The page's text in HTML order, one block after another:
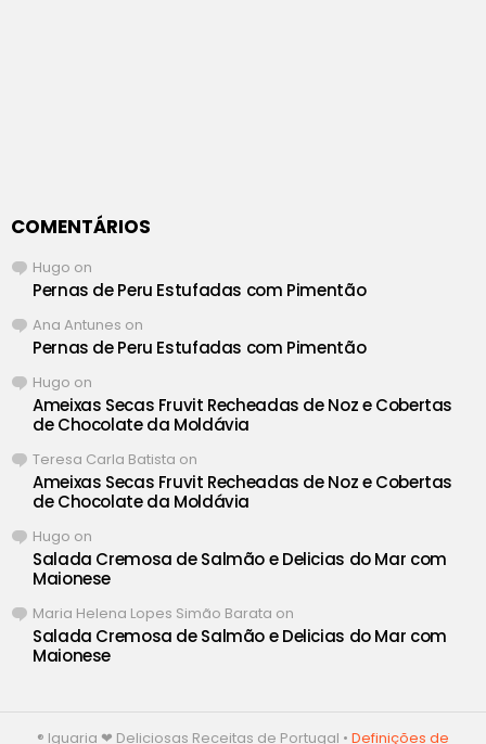
COMENTÁRIOS
Hugo on
Pernas de Peru Estufadas com Pimentão
Ana Antunes on
Pernas de Peru Estufadas com Pimentão
Hugo on
Ameixas Secas Fruvit Recheadas de Noz e Cobertas
de Chocolate da Moldávia
Teresa Carla Batista on
Ameixas Secas Fruvit Recheadas de Noz e Cobertas
de Chocolate da Moldávia
Hugo on
Salada Cremosa de Salmão e Delicias do Mar com
Maionese
Maria Helena Lopes Simão Barata on
Salada Cremosa de Salmão e Delicias do Mar com
Maionese
® Iguaria ❤ Deliciosas Receitas de Portugal • Definições de